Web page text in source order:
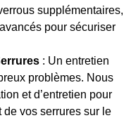
supplémentaires,
pour sécuriser
: Un entretien
problèmes. Nous
et d’entretien pour
vos serrures sur le